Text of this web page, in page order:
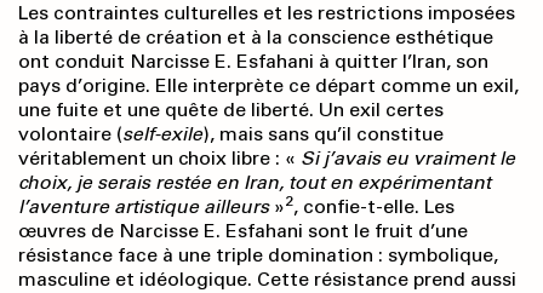
Les contraintes culturelles et les restrictions imposées
à la liberté de création et à la conscience esthétique
ont conduit Narcisse E. Esfahani à quitter l’Iran, son
pays d’origine. Elle interprète ce départ comme un exil,
une fuite et une quête de liberté. Un exil certes
volontaire (self-exile), mais sans qu’il constitue
véritablement un choix libre : « Si j’avais eu vraiment le
choix, je serais restée en Iran, tout en expérimentant
l’aventure artistique ailleurs »2, confie-t-elle. Les
œuvres de Narcisse E. Esfahani sont le fruit d’une
résistance face à une triple domination : symbolique,
masculine et idéologique. Cette résistance prend aussi